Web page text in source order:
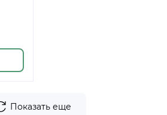
Показать еще